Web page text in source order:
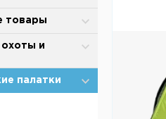
рыбалки
палатки
палаток
товары
и
и ветра
палатки